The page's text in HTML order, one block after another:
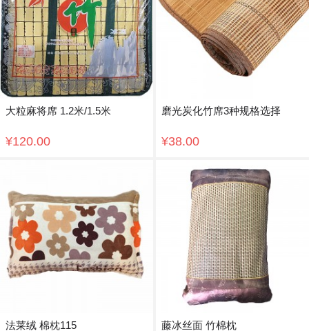
大粒麻将席 1.2米/1.5米
¥120.00
磨光炭化竹席3种规格选择
¥38.00
法莱绒 棉枕115 藤冰丝面 竹棉枕